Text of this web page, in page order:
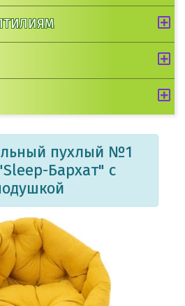
пухлый №1
Бархат" с